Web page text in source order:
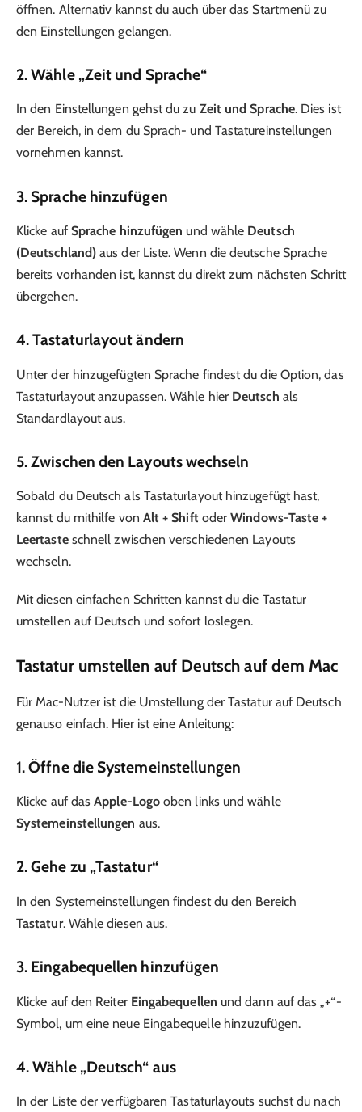
öffnen. Alternativ kannst du auch über das Startmenü zu
den Einstellungen gelangen.
2. Wähle „Zeit und Sprache“
In den Einstellungen gehst du zu Zeit und Sprache. Dies ist
der Bereich, in dem du Sprach- und Tastatureinstellungen
vornehmen kannst.
3. Sprache hinzufügen
Klicke auf Sprache hinzufügen und wähle Deutsch
(Deutschland) aus der Liste. Wenn die deutsche Sprache
bereits vorhanden ist, kannst du direkt zum nächsten Schritt
übergehen.
4. Tastaturlayout ändern
Unter der hinzugefügten Sprache findest du die Option, das
Tastaturlayout anzupassen. Wähle hier Deutsch als
Standardlayout aus.
5. Zwischen den Layouts wechseln
Sobald du Deutsch als Tastaturlayout hinzugefügt hast,
kannst du mithilfe von Alt + ShiftoderWindows-Taste +
Leertasteschnell zwischen verschiedenen Layouts
wechseln.
Mit diesen einfachen Schritten kannst du die Tastatur
umstellen auf Deutsch und sofort loslegen.
Tastatur umstellen auf Deutsch auf dem Mac
Für Mac-Nutzer ist die Umstellung der Tastatur auf Deutsch
genauso einfach. Hier ist eine Anleitung:
1. Öffne die Systemeinstellungen
Klicke auf dasApple-Logo oben links und wähle
Systemeinstellungen aus.
2. Gehe zu „Tastatur“
In den Systemeinstellungen findest du den Bereich
Tastatur. Wähle diesen aus.
3. Eingabequellen hinzufügen
Klicke auf den Reiter Eingabequellen und dann auf das „+“-
Symbol, um eine neue Eingabequelle hinzuzufügen.
4. Wähle „Deutsch“ aus
In der Liste der verfügbaren Tastaturlayouts suchst du nach